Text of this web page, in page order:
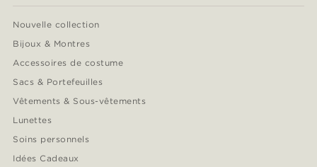
Nouvelle collection
Bijoux & Montres
Accessoires de costume
Sacs & Portefeuilles
Vêtements & Sous-vêtements
Lunettes
Soins personnels
Idées Cadeaux